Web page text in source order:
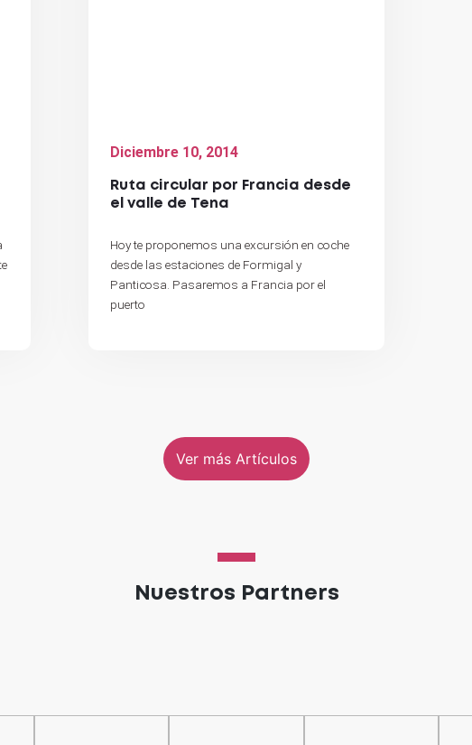
Diciembre 10, 2014
Ruta circular por Francia desde
el valle de Tena
Hoy te proponemos una excursión en coche
desde las estaciones de Formigal y
Panticosa. Pasaremos a Francia por el
puerto
Ver más Artículos
Nuestros Partners